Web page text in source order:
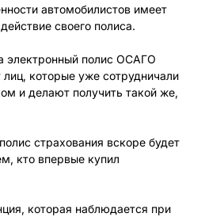
автомобилистов имеет
своего полиса.
электронный полис ОСАГО
которые уже сотрудничали
и делают получить такой же,
страхования вскоре будет
кто впервые купил
которая наблюдается при